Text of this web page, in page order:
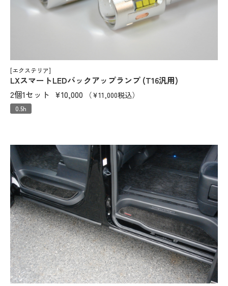
[エクステリア]
LXスマートLEDバックアップランプ (T16汎用)
2個1セット ¥10,000 （¥11,000税込）
0.5h